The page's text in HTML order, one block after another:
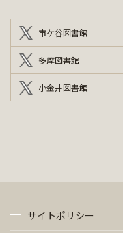
市ケ谷図書館
多摩図書館
小金井図書館
サイトポリシー